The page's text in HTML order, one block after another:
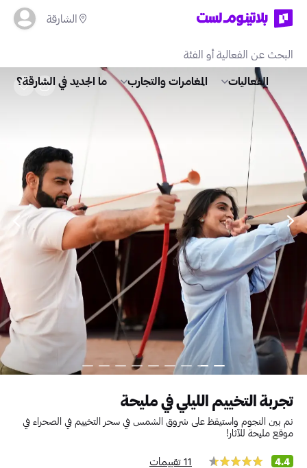
الشارقة
الفعاليات المغامرات والتجارب ما الجديد في الشارقة؟
تجربة التخييم الليلي في مليحة
نم بين النجوم واستيقظ على شروق الشمس في سحر التخييم في الصحراء في
موقع مليحة للآثار!
4.4 11 تقييمات